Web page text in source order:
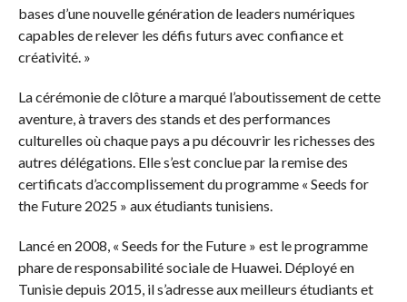
bases d’une nouvelle génération de leaders numériques
capables de relever les défis futurs avec confiance et
créativité. »
La cérémonie de clôture a marqué l’aboutissement de cette
aventure, à travers des stands et des performances
culturelles où chaque pays a pu découvrir les richesses des
autres délégations. Elle s’est conclue par la remise des
certificats d’accomplissement du programme « Seeds for
the Future 2025 » aux étudiants tunisiens.
Lancé en 2008, « Seeds for the Future » est le programme
phare de responsabilité sociale de Huawei. Déployé en
Tunisie depuis 2015, il s’adresse aux meilleurs étudiants et